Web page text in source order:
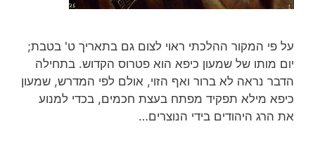
על פי המקור ההלכתי ראוי לצום גם בתאריך ט' בטבת;
יום מותו של שמעון כיפא הוא פטרוס הקדוש. בתחילה
הדבר נראה לא ברור ואף הזוי, אולם לפי המדרש, שמעון
כיפא מילא תפקיד מפתח בעצת חכמים, בכדי למנוע
את הרג היהודים בידי הנוצרים…